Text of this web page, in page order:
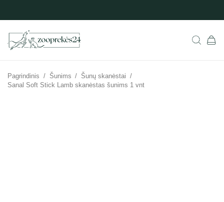
Pagrindinis / Šunims / Šunų skanėstai /
Sanal Soft Stick Lamb skanėstas šunims 1 vnt